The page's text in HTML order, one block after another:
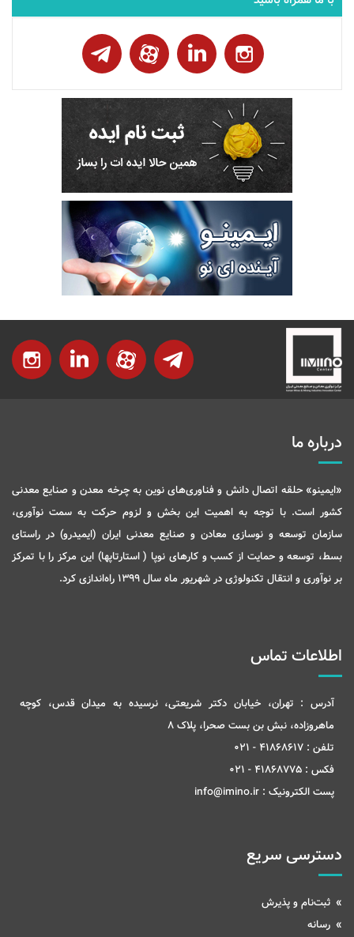
درباره ما
«ایمینو» حلقه اتصال دانش و فناوری‌های نوین به چرخه معدن و صنایع معدنی
کشور است. با توجه به اهمیت این بخش و لزوم حرکت به سمت نوآوری،
سازمان توسعه و نوسازی معادن و صنایع معدنی ایران (ایمیدرو) در راستای
بسط، توسعه و حمایت از کسب و کارهای نوپا ( استارتاپها) این مرکز را با تمرکز
بر نوآوری و انتقال تکنولوژی در شهریور ماه سال 1399 راه‌اندازی کرد.
اطلاعات تماس
آدرس : تهران، خیابان دکتر شریعتی، نرسیده به میدان قدس، کوچه
ماهروزاده، نبش بن بست صحرا، پلاک 8
تلفن : 41868617 - 021
فکس : 41868775 - 021
پست الکترونیک : info@imino.ir
دسترسی سریع
ثبت‌نام و پذیرش
رسانه